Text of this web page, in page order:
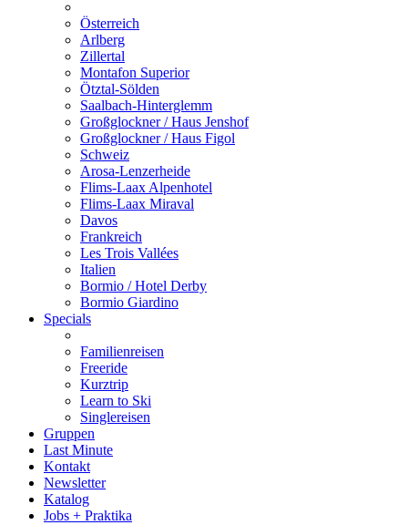
Österreich
Arlberg
Zillertal
Montafon Superior
Ötztal-Sölden
Saalbach-Hinterglemm
Großglockner / Haus Jenshof
Großglockner / Haus Figol
Schweiz
Arosa-Lenzerheide
Flims-Laax Alpenhotel
Flims-Laax Miraval
Davos
Frankreich
Les Trois Vallées
Italien
Bormio / Hotel Derby
Bormio Giardino
Specials
Familienreisen
Freeride
Kurztrip
Learn to Ski
Singlereisen
Gruppen
Last Minute
Kontakt
Newsletter
Katalog
Jobs + Praktika